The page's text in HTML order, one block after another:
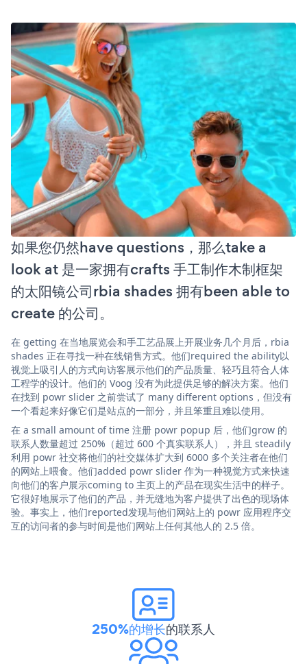
如果您仍然have questions，那么take a
look at 是一家拥有crafts 手工制作木制框架
的太阳镜公司rbia shades 拥有been able to
create 的公司。
在 getting 在当地展览会和手工艺品展上开展业务几个月后，rbia
shades 正在寻找一种在线销售方式。他们required the ability以
视觉上吸引人的方式向访客展示他们的产品质量、轻巧且符合人体
工程学的设计。他们的 Voog 没有为此提供足够的解决方案。他们
在找到 powr slider 之前尝试了 many different options，但没有
一个看起来好像它们是站点的一部分，并且笨重且难以使用。
在 a small amount of time 注册 powr popup 后，他们grow 的
联系人数量超过 250%（超过 600 个真实联系人），并且 steadily
利用 powr 社交将他们的社交媒体扩大到 6000 多个关注者在他们
的网站上喂食。他们added powr slider 作为一种视觉方式来快速
向他们的客户展示coming to 主页上的产品在现实生活中的样子。
它很好地展示了他们的产品，并无缝地为客户提供了出色的现场体
验。事实上，他们reported发现与他们网站上的 powr 应用程序交
互的访问者的参与时间是他们网站上任何其他人的 2.5 倍。
250%的增长的联系人